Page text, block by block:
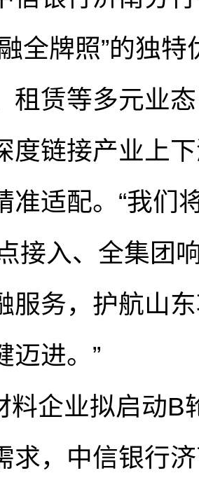
全牌照”的独
租赁等多元业
度链接产业上
准适配。“我们
接入、全集团
服务，护航山
迈进。”
企业拟启动B
求，中信银行